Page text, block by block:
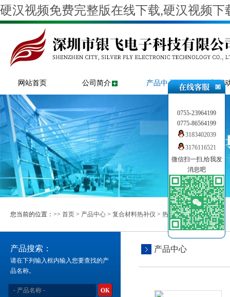
硬汉视频免费完整版在线下载,硬汉视频
网站首页 公司简介 产品中心 新闻
您当前的位置：>> 首页 > 产品中心 > 复合材料热补仪 > 热补仪
产品搜索：
请在下列输入框内输入您要查找的产
品名称。
产品中心
0755-23964199
0775-86564199
3183402039
3176116521
微信扫一扫,给我发
消息吧